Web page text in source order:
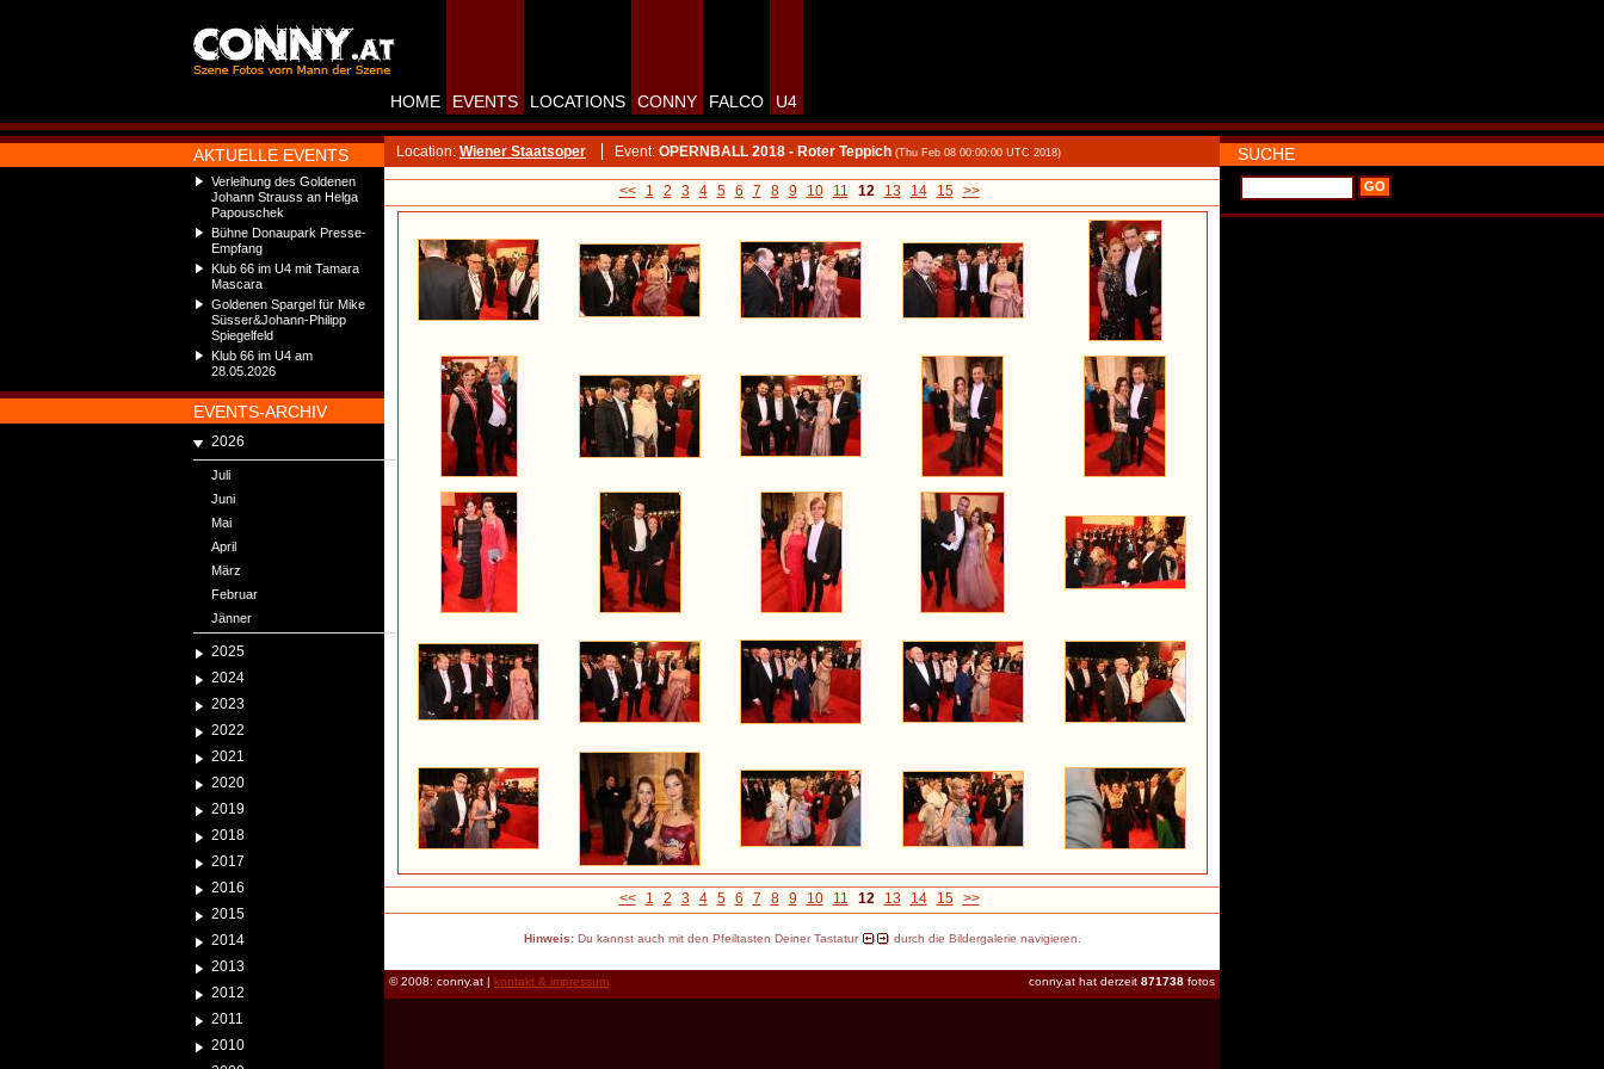
AKTUELLE EVENTS
Verleihung des Goldenen
Johann Strauss an Helga
Papouschek
Bühne Donaupark Presse-
Empfang
Klub 66 im U4 mit Tamara
Mascara
Goldenen Spargel für Mike
Süsser&Johann-Philipp
Spiegelfeld
Klub 66 im U4 am
28.05.2026
EVENTS-ARCHIV
2026
Juli
Juni
Mai
April
März
Februar
Jänner
2025
2024
2023
2022
2021
2020
2019
2018
2017
2016
2015
2014
2013
2012
2011
2010
HOME EVENTS LOCATIONS CONNY FALCO U4
Location: Wiener Staatsoper Event: OPERNBALL 2018 - Roter Teppich (Thu Feb 08 00:00:00 UTC 2018)
<< 1 2 3 4 5 6 7 8 9 10 11 12 13 14 15 >>
<< 1 2 3 4 5 6 7 8 9 10 11 12 13 14 15 >>
Hinweis:Du kannst auch mit den Pfeiltasten Deiner Tastatur durch die Bildergalerie navigieren.
conny.at hat derzeit 871738 fotos
© 2008: conny.at | kontakt & impressum
SUCHE